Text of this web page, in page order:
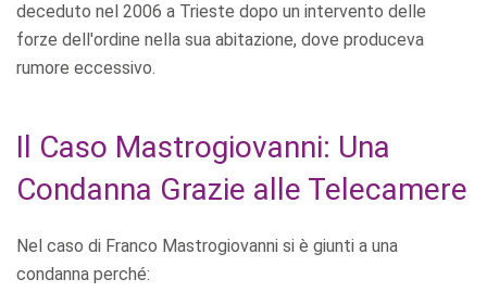
deceduto nel 2006 a Trieste dopo un intervento delle
forze dell'ordine nella sua abitazione, dove produceva
rumore eccessivo.
Il Caso Mastrogiovanni: Una
Condanna Grazie alle Telecamere
Nel caso di Franco Mastrogiovanni si è giunti a una
condanna perché: